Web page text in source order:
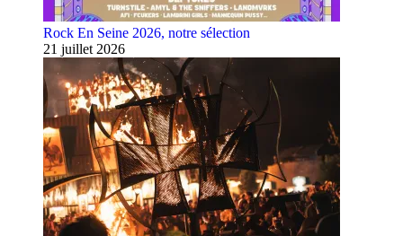
Rock En Seine 2026, notre sélection
21 juillet 2026